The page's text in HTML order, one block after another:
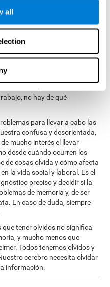
all
propios problemas, de
por sus familiares.
y deprimidas suelen
modo que suelen sobrestimar
caso. Siempre que no sea
algún objeto o persona con la
a qué habíamos ido a
no hay de qué
para llevar a cabo las
confusa y desorientada,
mucho interés el llevar
desde cuándo ocurren los
de cosas olvida y cómo afecta
la vida social y laboral. Es el
preciso y decidir si la
de memoria y, de ser
En caso de duda, siempre
que tener olvidos no significa
y mucho menos que
Todos tenemos olvidos y
cerebro necesita olvidar
información.